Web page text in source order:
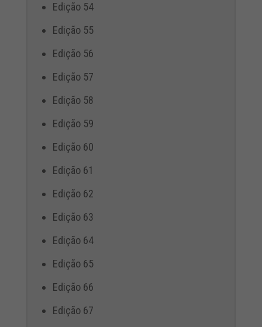
Edição 54
Edição 55
Edição 56
Edição 57
Edição 58
Edição 59
Edição 60
Edição 61
Edição 62
Edição 63
Edição 64
Edição 65
Edição 66
Edição 67